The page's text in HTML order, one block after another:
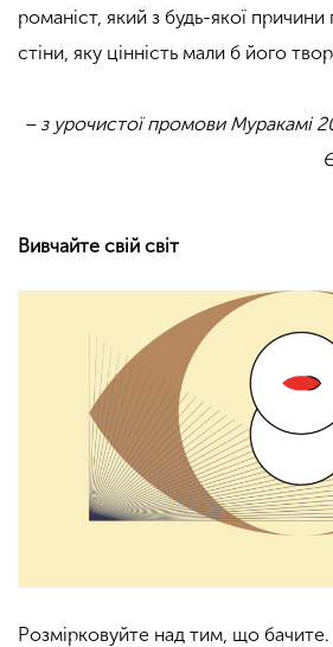
романіст, який з будь-якої причини
стіни, яку цінність мали б його
– з урочистої промови Муракамі
Вивчайте свій світ
Розмірковуйте над тим, що бачите.